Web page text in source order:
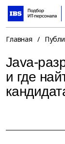
Главная /
Java-
и где